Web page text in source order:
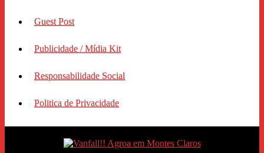
Guest Post
Publicidade / Mídia Kit
Responsabilidade Social
Politica de Privacidade